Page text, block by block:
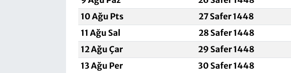
10 Ağu Pts
27 Safer 1448
11 Ağu Sal
28 Safer 1448
12 Ağu Çar
29 Safer 1448
13 Ağu Per
30 Safer 1448